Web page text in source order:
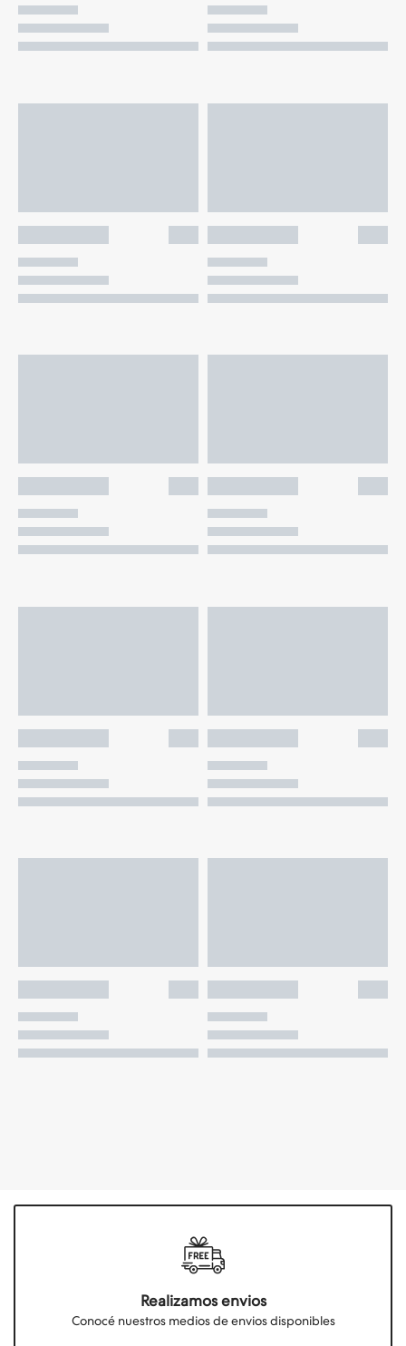
Realizamos envios
Conocé nuestros medios de envios disponibles